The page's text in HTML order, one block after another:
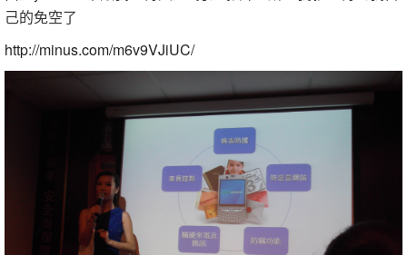
己的免空了
http://minus.com/m6v9VJiUC/